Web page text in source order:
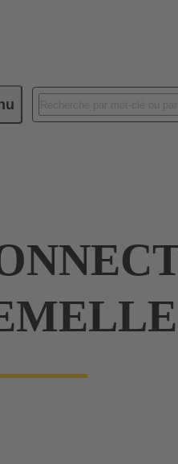
Connecteurs industriels / Han®